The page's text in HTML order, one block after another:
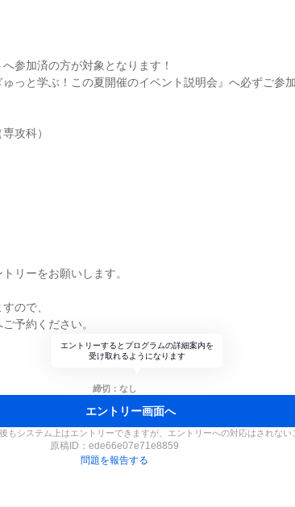
参加済の方が対象となります！
っと学ぶ！この夏開催のイベント説明会』へ必ずご参
攻科）
リーをお願いします。
ので、
予約ください。
エントリーするとプログラムの詳細案内を
受け取れるようになります
締切：なし
エントリー画面へ
もシステム上はエントリーできますが、エントリーへの対応はされない
原稿ID： ede66e07e71e8859
問題を報告する